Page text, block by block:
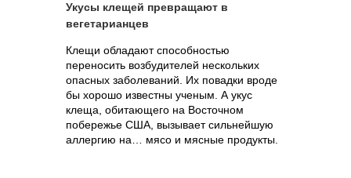
Укусы клещей превращают в
вегетарианцев
Клещи обладают способностью
переносить возбудителей нескольких
опасных заболеваний. Их повадки вроде
бы хорошо известны ученым. А укус
клеща, обитающего на Восточном
побережье США, вызывает сильнейшую
аллергию на… мясо и мясные продукты.